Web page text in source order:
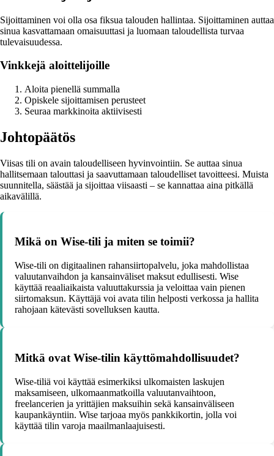
Sijoittaminen voi olla osa fiksua talouden hallintaa. Sijoittaminen auttaa
sinua kasvattamaan omaisuuttasi ja luomaan taloudellista turvaa
tulevaisuudessa.
Vinkkejä aloittelijoille
Aloita pienellä summalla
Opiskele sijoittamisen perusteet
Seuraa markkinoita aktiivisesti
Johtopäätös
Viisas tili on avain taloudelliseen hyvinvointiin. Se auttaa sinua
hallitsemaan talouttasi ja saavuttamaan taloudelliset tavoitteesi. Muista
suunnitella, säästää ja sijoittaa viisaasti – se kannattaa aina pitkällä
aikavälillä.
Mikä on Wise-tili ja miten se toimii?
Wise-tili on digitaalinen rahansiirtopalvelu, joka mahdollistaa
valuutanvaihdon ja kansainväliset maksut edullisesti. Wise
käyttää reaaliaikaista valuuttakurssia ja veloittaa vain pienen
siirtomaksun. Käyttäjä voi avata tilin helposti verkossa ja hallita
rahojaan kätevästi sovelluksen kautta.
Mitkä ovat Wise-tilin käyttömahdollisuudet?
Wise-tiliä voi käyttää esimerkiksi ulkomaisten laskujen
maksamiseen, ulkomaanmatkoilla valuutanvaihtoon,
freelancerien ja yrittäjien maksuihin sekä kansainväliseen
kaupankäyntiin. Wise tarjoaa myös pankkikortin, jolla voi
käyttää tilin varoja maailmanlaajuisesti.